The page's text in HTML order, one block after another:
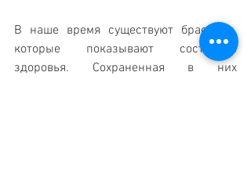
В наше время существуют браслеты,
которые показывают состояние
здоровья. Сохраненная в них